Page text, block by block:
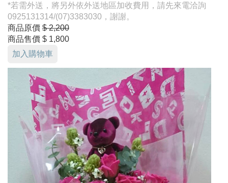
*若需外送，將另外依外送地區加收費用，請先來電洽詢
0925131314/(07)3383030，謝謝。
商品原價 $ 2,200
商品售價 $ 1,800
加入購物車